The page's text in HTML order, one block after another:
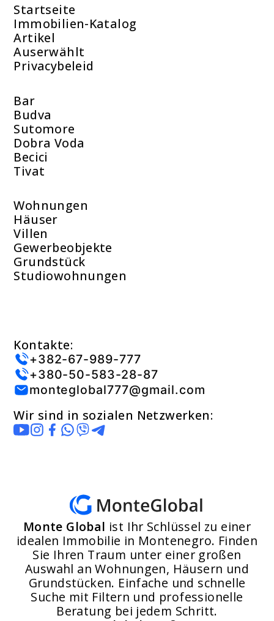
Startseite
Immobilien-Katalog
Artikel
Auserwählt
Privacybeleid
Bar
Budva
Sutomore
Dobra Voda
Becici
Tivat
Wohnungen
Häuser
Villen
Gewerbeobjekte
Grundstück
Studiowohnungen
Kontakte:
+382-67-989-777
+380-50-583-28-87
monteglobal777@gmail.com
Wir sind in sozialen Netzwerken:
Monte Global ist Ihr Schlüssel zu einer
idealen Immobilie in Montenegro. Finden
Sie Ihren Traum unter einer großen
Auswahl an Wohnungen, Häusern und
Grundstücken. Einfache und schnelle
Suche mit Filtern und professionelle
Beratung bei jedem Schritt.